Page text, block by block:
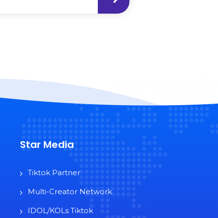
Star Media
Tiktok Partner
Multi-Creator Network
IDOL/KOLs Tiktok